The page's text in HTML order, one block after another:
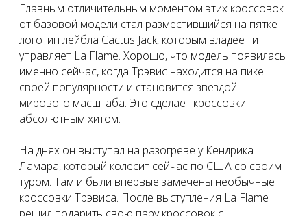
Главным отличительным моментом этих кроссовок
от базовой модели стал разместившийся на пятке
логотип лейбла Cactus Jack, которым владеет и
управляет La Flame. Хорошо, что модель появилась
именно сейчас, когда Трэвис находится на пике
своей популярности и становится звездой
мирового масштаба. Это сделает кроссовки
абсолютным хитом.
На днях он выступал на разогреве у Кендрика
Ламара, который колесит сейчас по США со своим
туром. Там и были впервые замечены необычные
кроссовки Трэвиса. После выступления La Flame